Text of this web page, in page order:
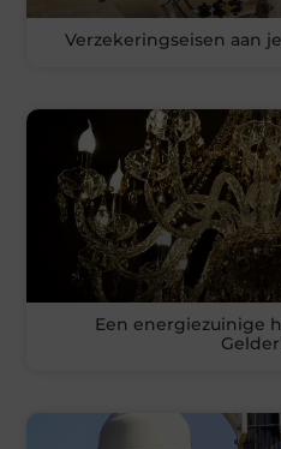
Verzekeringseisen aan
Een energiezuinige